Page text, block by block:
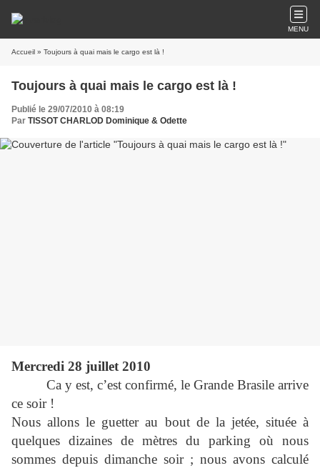
MENU
Accueil » Toujours à quai mais le cargo est là !
Toujours à quai mais le cargo est là !
Publié le 29/07/2010 à 08:19
Par TISSOT CHARLOD Dominique & Odette
Mercredi 28 juillet 2010
Ca y est, c’est confirmé, le Grande Brasile arrive
ce soir !
Nous allons le guetter au bout de la jetée, située à
quelques dizaines de mètres du parking où nous
sommes depuis dimanche soir ; nous avons calculé